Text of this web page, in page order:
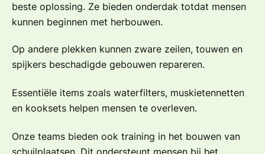
beste oplossing. Ze bieden onderdak totdat mensen
kunnen beginnen met herbouwen.
Op andere plekken kunnen zware zeilen, touwen en
spijkers beschadigde gebouwen repareren.
Essentiële items zoals waterfilters, muskietennetten
en kooksets helpen mensen te overleven.
Onze teams bieden ook training in het bouwen van
schuilplaatsen. Dit ondersteunt mensen bij het